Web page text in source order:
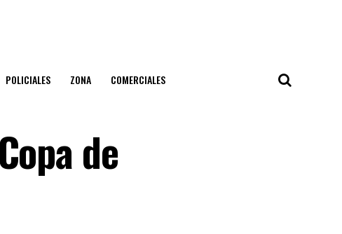
POLICIALES ZONA COMERCIALES
de